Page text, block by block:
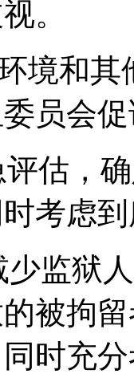
。
境和
员会
评估，
考虑
少监狱
被拘
时充